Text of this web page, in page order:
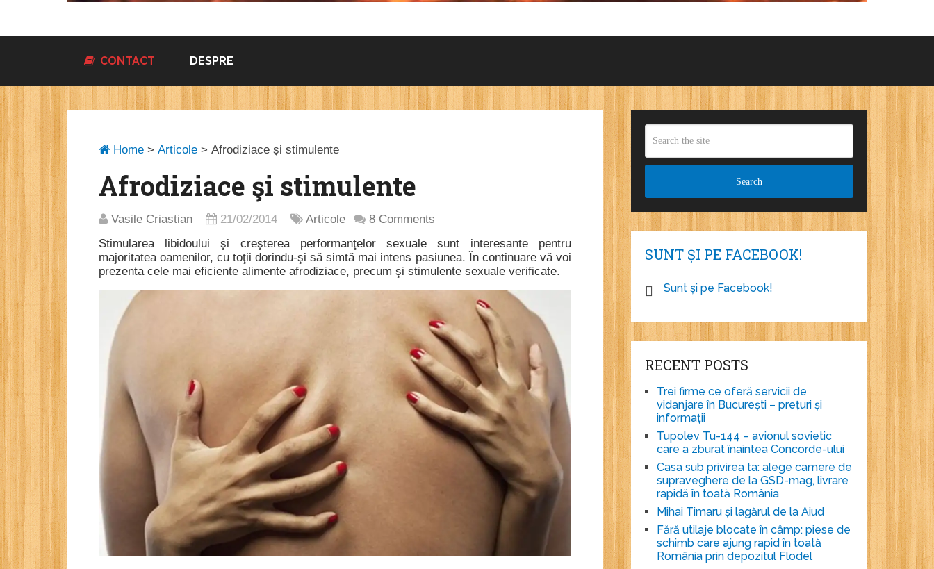
CONTACT DESPRE
Home >Articole >Afrodiziace şi stimulente
Afrodiziace şi stimulente
Vasile Criastian 21/02/2014 Articole
8 Comments
Stimularea libidoului şi creşterea performanţelor sexuale sunt interesante pentru
majoritatea oamenilor, cu toţii dorindu-şi să simtă mai intens pasiunea. În continuare vă voi
prezenta cele mai eficiente alimente afrodiziace, precum şi stimulente sexuale verificate.
SUNT ȘI PE FACEBOOK!
Sunt și pe Facebook!
RECENT POSTS
Trei firme ce oferă servicii de
vidanjare în București – prețuri și
informații
Tupolev Tu-144 – avionul sovietic
care a zburat înaintea Concorde-ului
Casa sub privirea ta: alege camere de
supraveghere de la GSD-mag, livrare
rapidă în toată România
Mihai Timaru și lagărul de la Aiud
Fără utilaje blocate în câmp: piese de
schimb care ajung rapid în toată
România prin depozitul Flodel